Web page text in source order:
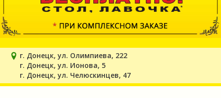
г. Донецк, ул. Олимпиева, 222
г. Донецк, ул. Ионова, 5
г. Донецк, ул. Челюскинцев, 47